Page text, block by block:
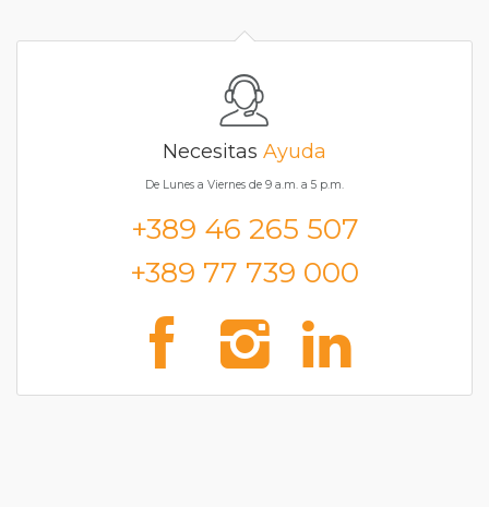
Necesitas Ayuda
De Lunes a Viernes de 9 a.m. a 5 p.m.
+389 46 265 507
+389 77 739 000